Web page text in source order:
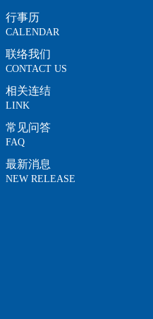
行事历
CALENDAR
联络我们
CONTACT US
相关连结
LINK
常见问答
FAQ
最新消息
NEW RELEASE